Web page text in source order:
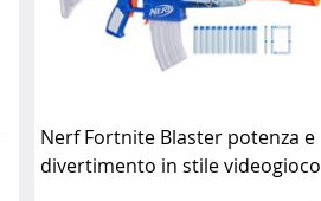
Nerf Fortnite Blaster potenza e
divertimento in stile videogioco